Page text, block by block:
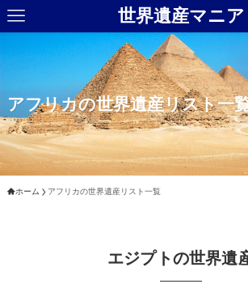
世界遺産マニア
アフリカの世界遺産リスト一
ホーム アフリカの世界遺産リスト一覧
エジプトの世界遺